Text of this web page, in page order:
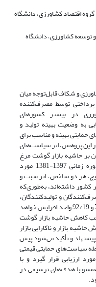
اقتصاد کشاورزی، دانشگاه
توسعه کشاورزی، دانشگاه
و شکاف قابل‌توجه میان
پرداختی توسط مصرف‌کننده
در بیشتر کشورهای
به وضعیت بهینه تولید و
حمایتی بهینه و مناسب برای
این پژوهش، اثر سیاست‌های
بر حاشیه بازار گوشت مرغ
در ایران در قالب الگوی VECM در دوره زمانی 1397-1381 مورد
هر دو شاخص، اثر مثبت و
کشور داشته‌اند، به‌طوری‌که
و تولیدکنندگان،
حاشیه بازار گوشت مرغ به ترتیب 75/23 و 92/19 واحد افزایش خواهد
کاهش حاشیه بازار گوشت
بازار و ناکارایی بازار
و تأکید می‌شود پیش
سیاست‌های حمایتی قیمتی
ارزیابی قرار گیرد و با
با هدف‌های ترسیمی در